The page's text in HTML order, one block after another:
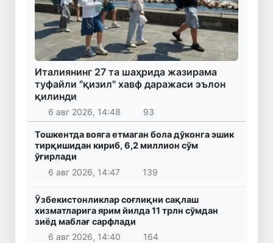
Италиянинг 27 та шаҳрида жазирама
туфайли "қизил" хавф даражаси эълон
қилинди
6 авг 2026, 14:48 93
Тошкентда вояга етмаган бола дўконга эшик
тирқишидан кириб, 6,2 миллион сўм
ўғирлади
6 авг 2026, 14:47
139
Ўзбекистонликлар соғлиқни сақлаш
хизматларига ярим йилда 11 трлн сўмдан
зиёд маблағ сарфлади
6 авг 2026, 14:40
164